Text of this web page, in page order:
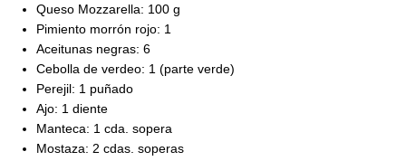
Queso Mozzarella: 100 g
Pimiento morrón rojo: 1
Aceitunas negras: 6
Cebolla de verdeo: 1 (parte verde)
Perejil: 1 puñado
Ajo: 1 diente
Manteca: 1 cda. sopera
Mostaza: 2 cdas. soperas